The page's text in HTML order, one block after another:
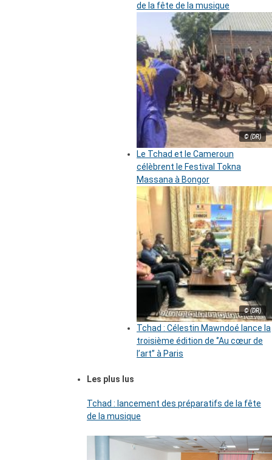
de la fête de la musique
© (DR)
Le Tchad et le Cameroun
célèbrent le Festival Tokna
Massana à Bongor
© (DR)
Tchad : Célestin Mawndoé lance la
troisième édition de ‘’Au cœur de
l’art’’ à Paris
Les plus lus
Tchad : lancement des préparatifs de la fête
de la musique